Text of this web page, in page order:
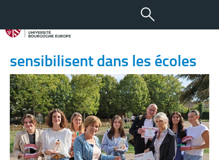
01 DÉC 2023
6 étudiantes en odontologie
sensibilisent dans les écoles